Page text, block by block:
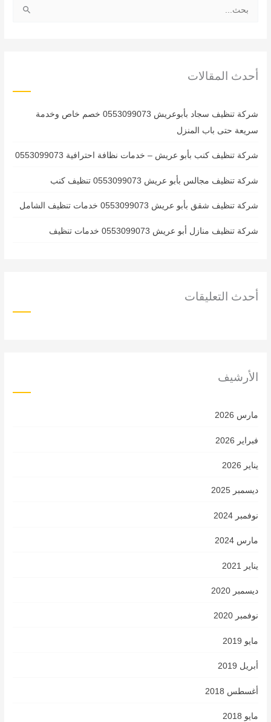
ث
:
أحدث المقالات
شركة تنظيف سجاد بأبوعريش 0553099073 خصم خاص وخدمة
سريعة حتى باب المنزل
شركة تنظيف كنب بأبو عريش – خدمات نظافة احترافية 0553099073
شركة تنظيف مجالس بأبو عريش 0553099073 تنظيف كنب
شركة تنظيف شقق بأبو عريش 0553099073 خدمات تنظيف الشامل
شركة تنظيف منازل أبو عريش 0553099073 خدمات تنظيف
أحدث التعليقات
الأرشيف
مارس 2026
فبراير 2026
يناير 2026
ديسمبر 2025
نوفمبر 2024
مارس 2024
يناير 2021
ديسمبر 2020
نوفمبر 2020
مايو 2019
أبريل 2019
أغسطس 2018
مايو 2018